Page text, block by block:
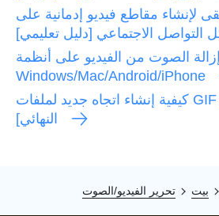
لإنشاء مقاطع فيديو إدمانية على
التواصل الاجتماعي [دليل تعليمي]
الصوت من الفيديو على أنظمة
Windows/Mac/Android/iPhone
كيفية إنشاء اتجاه جديد لملفات GIF مع الصوت [الدليل
النهائي]
بيت تحرير الفيديو/الصوت